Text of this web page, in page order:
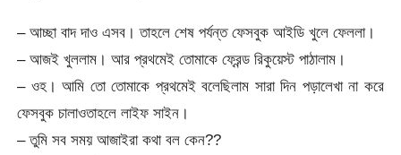
– আচ্ছা বাদ দাও এসব। তাহলে শেষ পর্যন্ত ফেসবুক আইডি খুলে ফেললা।
– আজই খুললাম। আর প্রথমেই তোমাকে ফ্রেন্ড রিকুয়েস্ট পাঠালাম।
– ওহ। আমি তো তোমাকে প্রথমেই বলেছিলাম সারা দিন পড়ালেখা না করে
ফেসবুক চালাওতাহলে লাইফ সাইন।
– তুমি সব সময় আজাইরা কথা বল কেন??